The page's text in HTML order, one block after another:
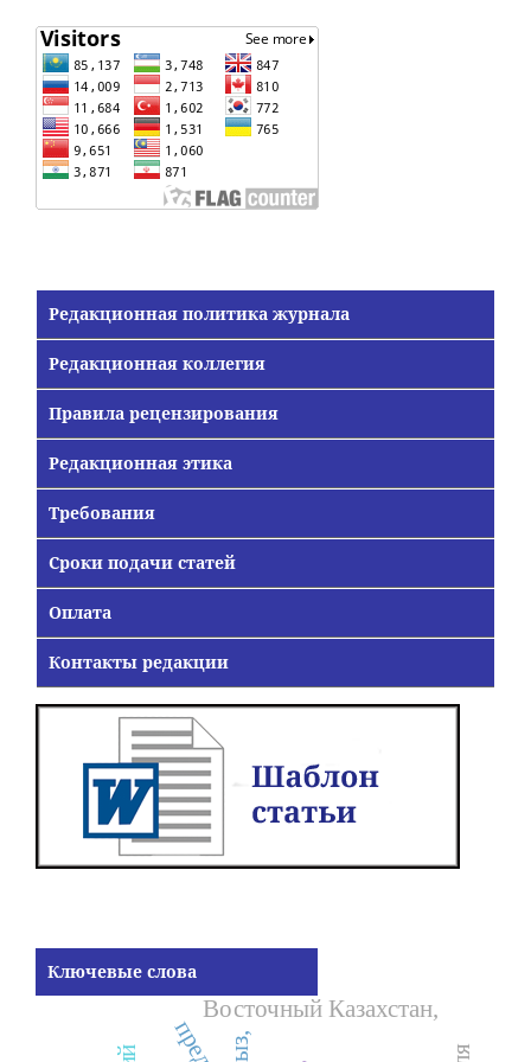
Редакционная политика журнала
Редакционная коллегия
Правила рецензирования
Редакционная этика
Требования
Сроки подачи статей
Оплата
Контакты редакции
Ключевые слова
Восточный Казахстан,